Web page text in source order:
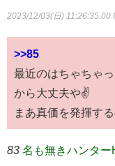
2023/12/03(日) 11:26:35.00
>>85
最近のはちゃちゃ
から大丈夫や✌
まあ真価を発揮す
83 名も無きハンター